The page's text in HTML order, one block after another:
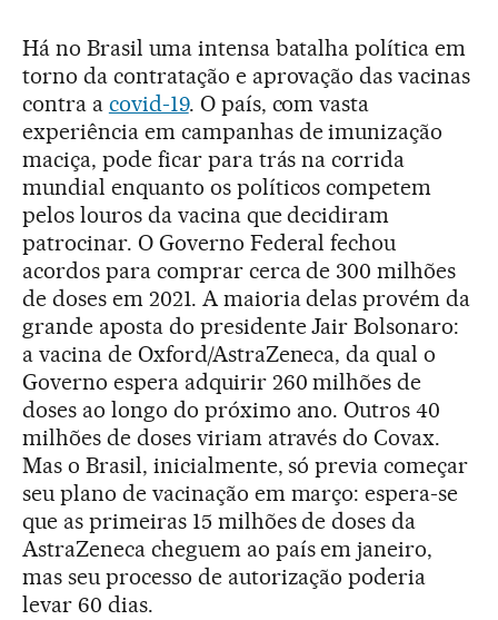
Há no Brasil uma intensa batalha política em
torno da contratação e aprovação das vacinas
contra a covid-19. O país, com vasta
experiência em campanhas de imunização
maciça, pode ficar para trás na corrida
mundial enquanto os políticos competem
pelos louros da vacina que decidiram
patrocinar. O Governo Federal fechou
acordos para comprar cerca de 300 milhões
de doses em 2021. A maioria delas provém da
grande aposta do presidente Jair Bolsonaro:
a vacina de Oxford/AstraZeneca, da qual o
Governo espera adquirir 260 milhões de
doses ao longo do próximo ano. Outros 40
milhões de doses viriam através do Covax.
Mas o Brasil, inicialmente, só previa começar
seu plano de vacinação em março: espera-se
que as primeiras 15 milhões de doses da
AstraZeneca cheguem ao país em janeiro,
mas seu processo de autorização poderia
levar 60 dias.